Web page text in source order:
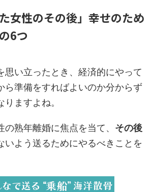
女性のその後」幸せのため
6つ
思い立ったとき、経済的にやって
ら準備をすればよいのか分からず
ますよね。
の熟年離婚に焦点を当て、 その後
いよう送るためにやるべきことを